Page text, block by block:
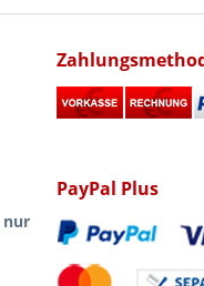
nur
PayPal Plus